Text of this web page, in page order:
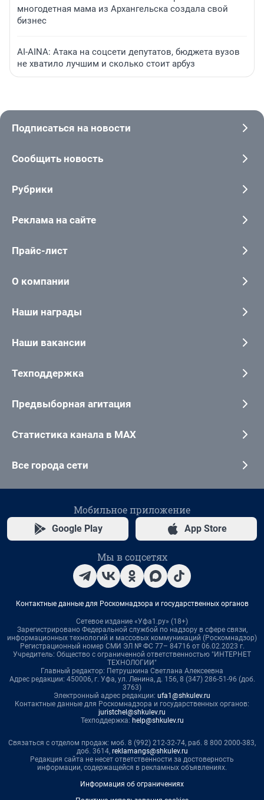
многодетная мама из Архангельска создала свой
бизнес
AI-AINA: Атака на соцсети депутатов, бюджета вузов
не хватило лучшим и сколько стоит арбуз
Подписаться на новости
Сообщить новость
Рубрики
Реклама на сайте
Прайс-лист
О компании
Наши награды
Наши вакансии
Техподдержка
Предвыборная агитация
Статистика канала в MAX
Все города сети
Мобильное приложение
Google Play App Store
Мы в соцсетях
Контактные данные для Роскомнадзора и государственных органов
Сетевое издание «Уфа1.ру» (18+)
Зарегистрировано Федеральной службой по надзору в сфере связи,
информационных технологий и массовых коммуникаций (Роскомнадзор)
Регистрационный номер СМИ ЭЛ № ФС 77– 84716 от 06.02.2023 г.
Учредитель: Общество с ограниченной ответственностью "ИНТЕРНЕТ
ТЕХНОЛОГИИ"
Главный редактор: Петрушкина Светлана Алексеевна
Адрес редакции: 450006, г. Уфа, ул. Ленина, д. 156, 8 (347) 286-51-96 (доб.
3763)
Электронный адрес редакции: ufa1@shkulev.ru
Контактные данные для Роскомнадзора и государственных органов:
juristchel@shkulev.ru
Техподдержка: help@shkulev.ru
Связаться с отделом продаж: моб. 8 (992) 212-32-74, раб. 8 800 2000-383,
доб. 3614, reklamangs@shkulev.ru
Редакция сайта не несет ответственности за достоверность
информации, содержащейся в рекламных объявлениях.
Информация об ограничениях